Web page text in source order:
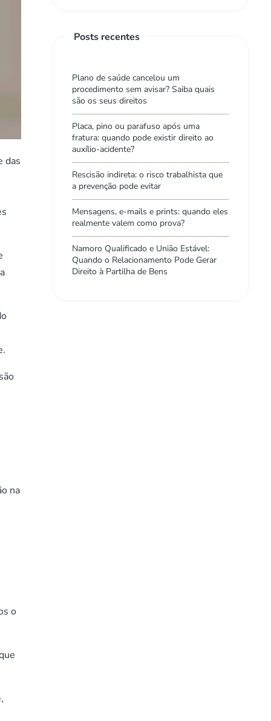
das
na
o
Posts recentes
Plano de saúde cancelou um
procedimento sem avisar? Saiba quais
são os seus direitos
Placa, pino ou parafuso após uma
fratura: quando pode existir direito ao
auxílio-acidente?
Rescisão indireta: o risco trabalhista que
a prevenção pode evitar
Mensagens, e-mails e prints: quando eles
realmente valem como prova?
Namoro Qualificado e União Estável:
Quando o Relacionamento Pode Gerar
Direito à Partilha de Bens